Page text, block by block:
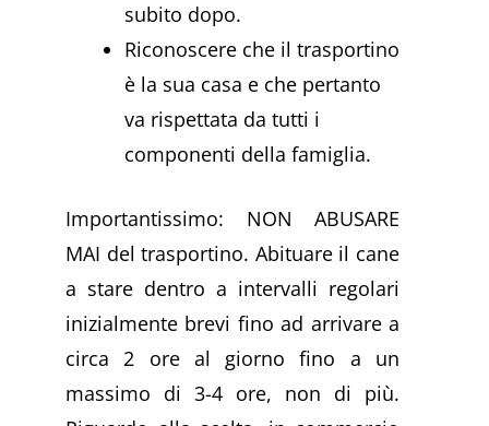
subito dopo.
Riconoscere che il trasportino
è la sua casa e che pertanto
va rispettata da tutti i
componenti della famiglia.
Importantissimo: NON ABUSARE
MAI del trasportino. Abituare il cane
a stare dentro a intervalli regolari
inizialmente brevi fino ad arrivare a
circa 2 ore al giorno fino a un
massimo di 3-4 ore, non di più.